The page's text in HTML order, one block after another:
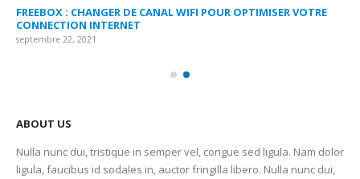
FREEBOX : CHANGER DE CANAL WIFI POUR OPTIMISER VOTRE
CONNECTION INTERNET
septembre 22, 2021
ABOUT US
Nulla nunc dui, tristique in semper vel, congue sed ligula. Nam dolor
ligula, faucibus id sodales in, auctor fringilla libero. Nulla nunc dui,